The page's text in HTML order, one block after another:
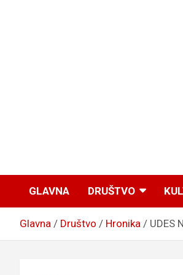
GLAVNA DRUŠTVO
Glavna Društvo Hronika UDES